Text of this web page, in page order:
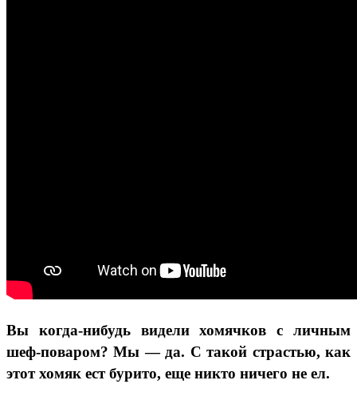
Вы когда-нибудь видели хомячков с личным
шеф-поваром? Мы — да. С такой страстью, как
этот хомяк ест бурито, еще никто ничего не ел.